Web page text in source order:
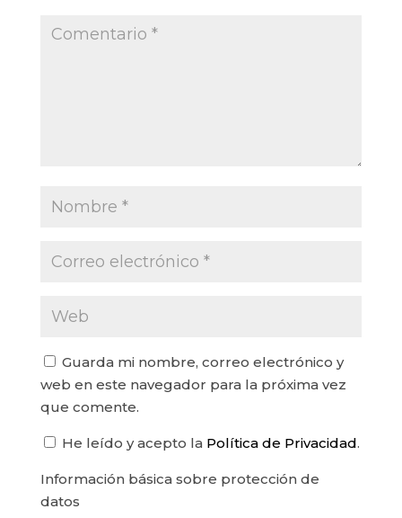
Guarda mi nombre, correo electrónico y
web en este navegador para la próxima vez
que comente.
He leído y acepto la Política de Privacidad.
Información básica sobre protección de
datos